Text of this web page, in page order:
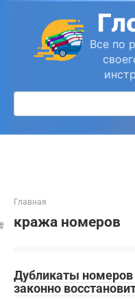
контенту
Все по
Поиск:
Главная
кража номеров
Дубликаты
законно